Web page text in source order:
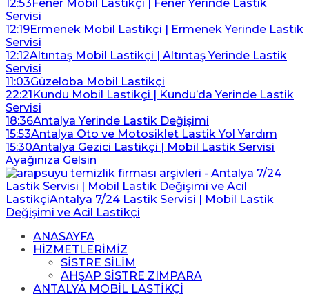
12:53Fener Mobil Lastikçi | Fener Yerinde Lastik
Servisi
12:19Ermenek Mobil Lastikçi | Ermenek Yerinde Lastik
Servisi
12:12Altıntaş Mobil Lastikçi | Altıntaş Yerinde Lastik
Servisi
11:03Güzeloba Mobil Lastikçi
22:21Kundu Mobil Lastikçi | Kundu’da Yerinde Lastik
Servisi
18:36Antalya Yerinde Lastik Değişimi
15:53Antalya Oto ve Motosiklet Lastik Yol Yardım
15:30Antalya Gezici Lastikçi | Mobil Lastik Servisi
Ayağınıza Gelsin
ANASAYFA
HİZMETLERİMİZ
SİSTRE SİLİM
AHŞAP SİSTRE ZIMPARA
ANTALYA MOBİL LASTİKÇİ